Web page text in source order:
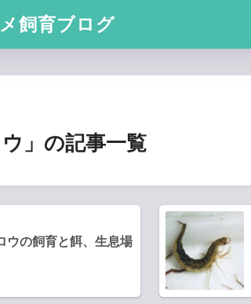
飼育ブログ
」の記事一覧
ウの飼育と餌、生息場